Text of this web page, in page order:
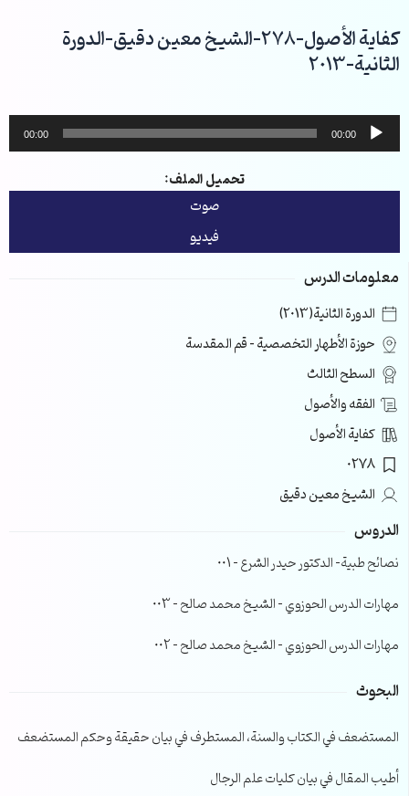
إلى
المحتوى
كفاية الأصول-278-الشيخ معين دقيق-الدورة
الثانية-2013
مشغل
الصوت
00:00
00:00
تحميل الملف:
صوت
فيديو
معلومات الدرس
الدورة الثانية(2013)
حوزة الأطهار التخصصية – قم المقدسة
السطح الثالث
الفقه والأصول
كفاية الأصول
0278
الشيخ معين دقيق
الدروس
نصائح طبية- الدكتور حيدر الشرع – 001
مهارات الدرس الحوزوي – الشيخ محمد صالح – 003
مهارات الدرس الحوزوي – الشيخ محمد صالح – 002
البحوث
المستضعف في الكتاب والسنة، المستطرف في بيان حقيقة وحكم المستضعف
أطيب المقال في بيان كليات علم الرجال